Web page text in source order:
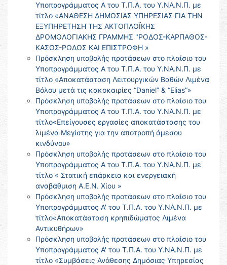
Υποπρογράμματος Α του Τ.Π.Α. του Υ.ΝΑ.Ν.Π. με
τίτλο «ΑΝΑΘΕΣΗ ΔΗΜΟΣΙΑΣ ΥΠΗΡΕΣΙΑΣ ΓΙΑ ΤΗΝ
ΕΞΥΠΗΡΕΤΗΣΗ ΤΗΣ ΑΚΤΟΠΛΟΪΚΗΣ
ΔΡΟΜΟΛΟΓΙΑΚΗΣ ΓΡΑΜΜΗΣ "ΡΟΔΟΣ-ΚΑΡΠΑΘΟΣ-
ΚΑΣΟΣ-ΡΟΔΟΣ ΚΑΙ ΕΠΙΣΤΡΟΦΗ »
Πρόσκληση υποβολής προτάσεων στο πλαίσιο του
Υποπρογράμματος Α του Τ.Π.Α. του Υ.ΝΑ.Ν.Π. με
τίτλο «Αποκατάσταση Λειτουργικών Βαθών Λιμένα
Βόλου μετά τις κακοκαιρίες “Daniel” & “Elias”»
Πρόσκληση υποβολής προτάσεων στο πλαίσιο του
Υποπρογράμματος Α του Τ.Π.Α. του Υ.ΝΑ.Ν.Π. με
τίτλο«Επείγουσες εργασίες αποκατάστασης του
λιμένα Μεγίστης για την αποτροπή άμεσου
κινδύνου»
Πρόσκληση υποβολής προτάσεων στο πλαίσιο του
Υποπρογράμματος Α του Τ.Π.Α. του Υ.ΝΑ.Ν.Π. με
τίτλο « Στατική επάρκεια και ενεργειακή
αναβάθμιση Α.Ε.Ν. Χίου »
Πρόσκληση υποβολής προτάσεων στο πλαίσιο του
Υποπρογράμματος Α' του Τ.Π.Α. του Υ.ΝΑ.Ν.Π. με
τίτλο«Αποκατάσταση κρηπιδώματος Λιμένα
Αντικυθήρων»
Πρόσκληση υποβολής προτάσεων στο πλαίσιο του
Υποπρογράμματος Α' του Τ.Π.Α. του Υ.ΝΑ.Ν.Π. με
τίτλο «Συμβάσεις Ανάθεσης Δημόσιας Υπηρεσίας